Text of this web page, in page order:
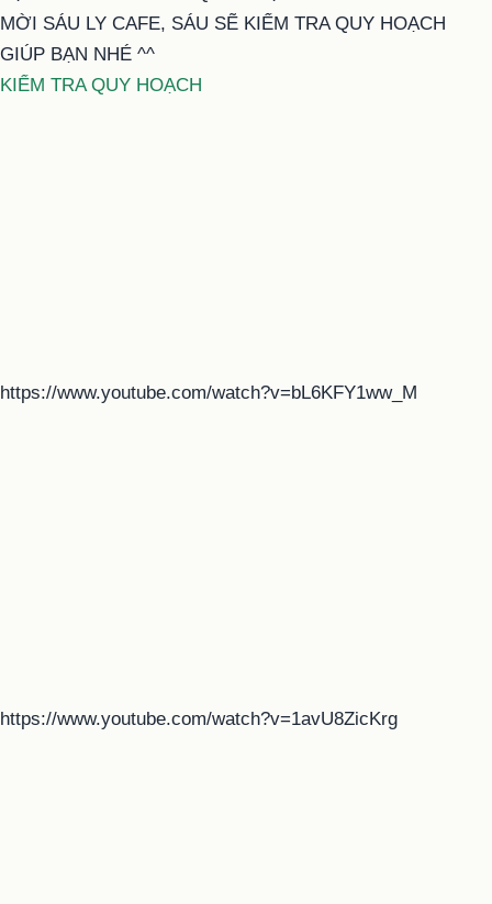
MỜI SÁU LY CAFE, SÁU SẼ KIỂM TRA QUY HOẠCH
GIÚP BẠN NHÉ ^^
KIỂM TRA QUY HOẠCH
https://www.youtube.com/watch?v=bL6KFY1ww_M
https://www.youtube.com/watch?v=1avU8ZicKrg